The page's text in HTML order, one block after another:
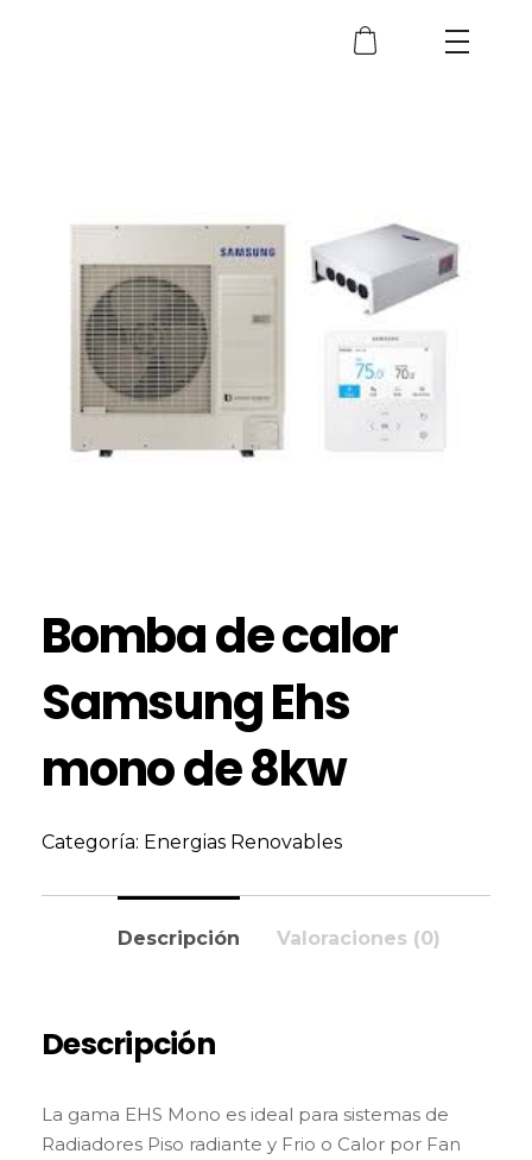
Bomba de calor
Samsung Ehs
mono de 8kw
Categoría: Energias Renovables
Descripción Valoraciones (0)
Descripción
La gama EHS Mono es ideal para sistemas de
Radiadores Piso radiante y Frio o Calor por Fan